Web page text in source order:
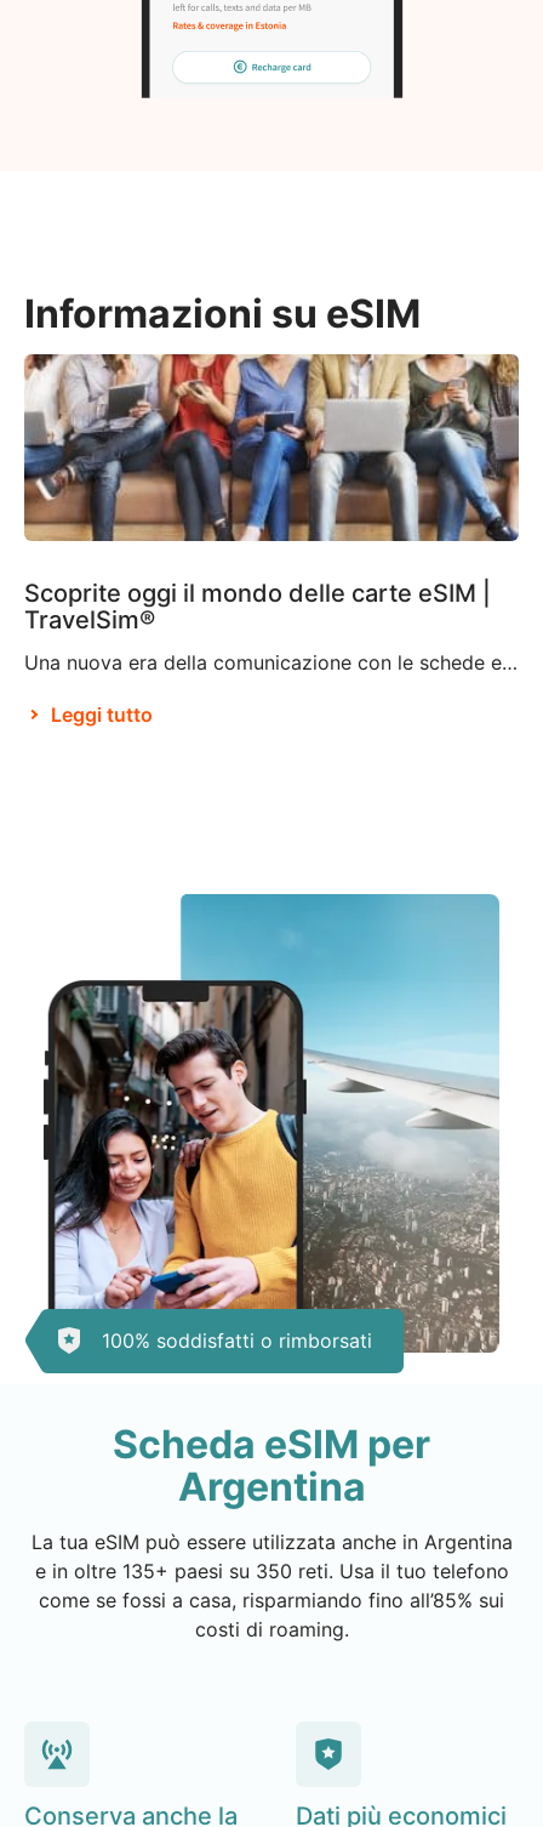
Informazioni su eSIM
Scoprite oggi il mondo delle carte eSIM |
TravelSim®
Una nuova era della comunicazione con le schede eSIM Stando a Brian X. Chen, autore principale di tecnologia di consumo presso il New York Times, tra non molto “la scheda SIM fisica non esisterà più“. Ciò pare sia dovuto alla decisione di Apple di eliminare il vassoio della scheda SIM dall’iPhone 14, rendendolo il primo […]
Leggi tutto
100% soddisfatti o rimborsati
Scheda eSIM per
Argentina
La tua eSIM può essere utilizzata anche in Argentina
e in oltre 135+ paesi su 350 reti. Usa il tuo telefono
come se fossi a casa, risparmiando fino all’85% sui
costi di roaming.
Conserva anche la
Dati più economici